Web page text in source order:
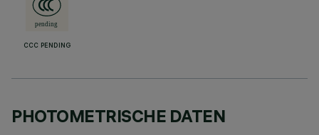
CCC PENDING
PHOTOMETRISCHE DATEN